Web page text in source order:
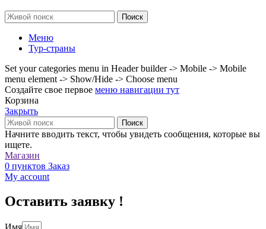
Поиск
Меню
Тур-страны
Set your categories menu in Header builder -> Mobile -> Mobile
menu element -> Show/Hide -> Choose menu
Создайте свое первое меню навигации тут
Корзина
Закрыть
Поиск
Начните вводить текст, чтобы увидеть сообщения, которые вы
ищете.
Магазин
0 пунктов Заказ
My account
Оставить заявку !